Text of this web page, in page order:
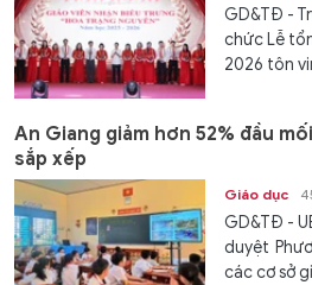
GD&TĐ -
chức Lễ
2026 tôn
An Giang giảm hơn 52% đầu
sắp xếp
Giáo dục
GD&TĐ -
duyệt
các cơ sở